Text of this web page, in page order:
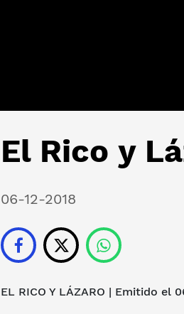
El Rico y
06-12-2018
EL RICO Y LÁZARO | Emitido el